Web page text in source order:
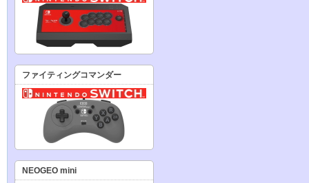
ファイティングコマンダー
NEOGEO mini